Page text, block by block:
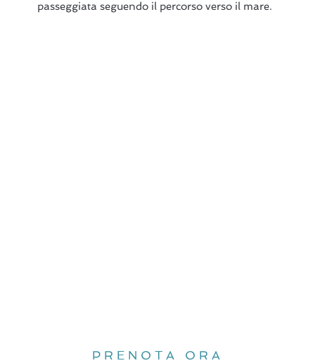
passeggiata seguendo il percorso verso il mare.
PRENOTA ORA